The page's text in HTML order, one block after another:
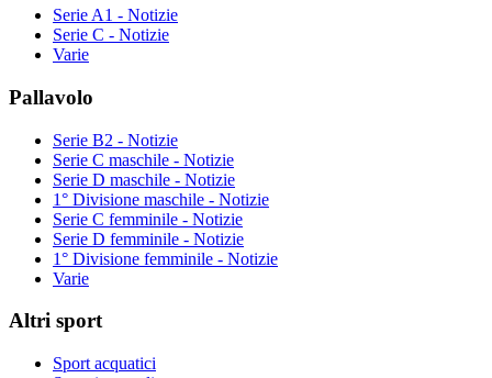
Serie A1 - Notizie
Serie C - Notizie
Varie
Pallavolo
Serie B2 - Notizie
Serie C maschile - Notizie
Serie D maschile - Notizie
1° Divisione maschile - Notizie
Serie C femminile - Notizie
Serie D femminile - Notizie
1° Divisione femminile - Notizie
Varie
Altri sport
Sport acquatici